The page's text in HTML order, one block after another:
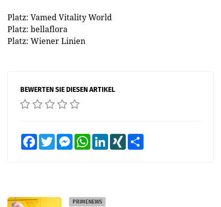
Platz: Vamed Vitality World
Platz: bellaflora
Platz: Wiener Linien
BEWERTEN SIE DIESEN ARTIKEL
FacebookTwitter MessengerWhatsAppLinkedInXING
PRIMENEWS